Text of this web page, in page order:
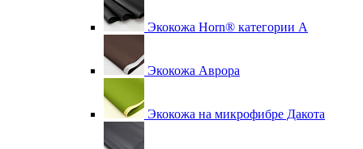
Экокожа Horn® категории A
Экокожа Аврора
Экокожа на микрофибре Дакота